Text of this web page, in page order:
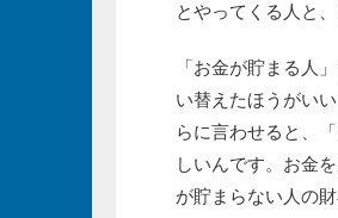
とやってくる人と
「お金が貯まる人
い替えたほうがい
らに言わせると、
しいんです。お金
が貯まらない人の